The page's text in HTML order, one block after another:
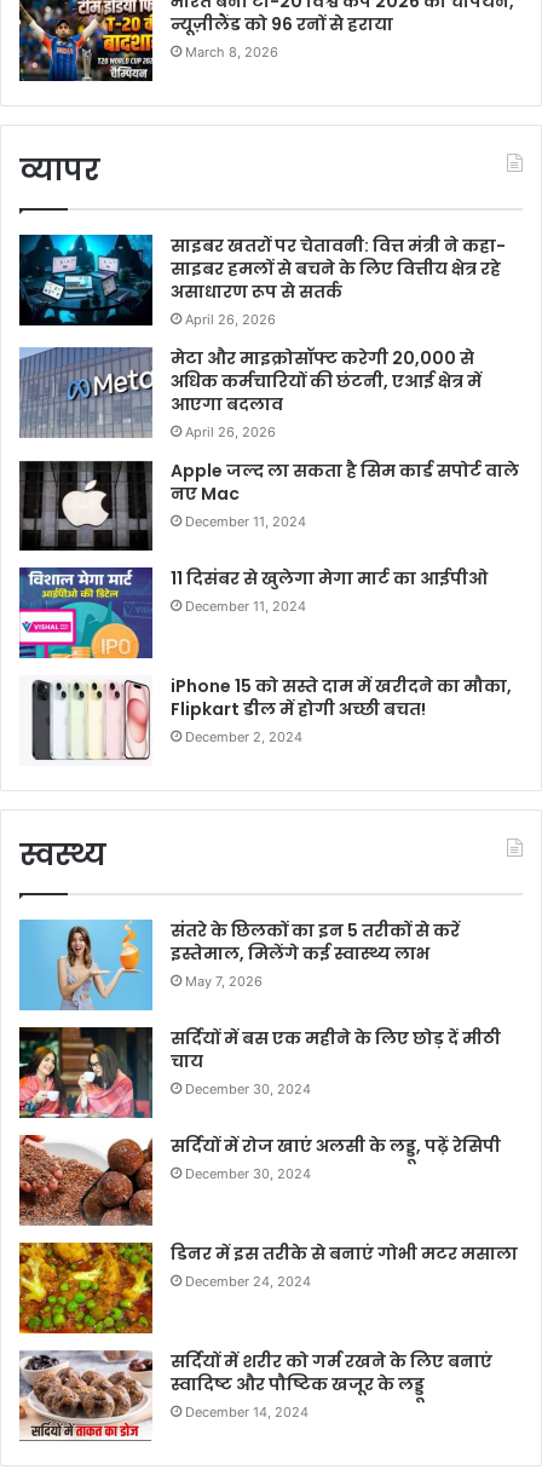
न्यूज़ीलैंड को 96 रनों से हराया
March 8, 2026
व्यापर
साइबर खतरों पर चेतावनी: वित्त मंत्री ने कहा-
साइबर हमलों से बचने के लिए वित्तीय क्षेत्र रहे
असाधारण रूप से सतर्क
April 26, 2026
मेटा और माइक्रोसॉफ्ट करेगी 20,000 से
अधिक कर्मचारियों की छंटनी, एआई क्षेत्र में
आएगा बदलाव
April 26, 2026
Apple जल्द ला सकता है सिम कार्ड सपोर्ट वाले
नए Mac
December 11, 2024
11 दिसंबर से खुलेगा मेगा मार्ट का आईपीओ
December 11, 2024
iPhone 15 को सस्ते दाम में खरीदने का मौका,
Flipkart डील में होगी अच्छी बचत!
December 2, 2024
स्वस्थ्य
संतरे के छिलकों का इन 5 तरीकों से करें
इस्तेमाल, मिलेंगे कई स्वास्थ्य लाभ
May 7, 2026
सर्दियों में बस एक महीने के लिए छोड़ दें मीठी
चाय
December 30, 2024
सर्दियों में रोज खाएं अलसी के लड्डू, पढ़ें रेसिपी
December 30, 2024
डिनर में इस तरीके से बनाएं गोभी मटर मसाला
December 24, 2024
सर्दियों में शरीर को गर्म रखने के लिए बनाएं
स्वादिष्ट और पौष्टिक खजूर के लड्डू
December 14, 2024